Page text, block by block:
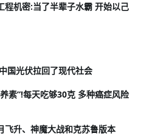
程机密:当了半辈子水霸 开始以己
国光伏拉回了现代社会
素”!每天吃够30克 多种癌症风险
飞升、神魔大战和克苏鲁版本